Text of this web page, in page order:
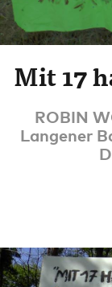
Mit 17
ROBIN
Langener